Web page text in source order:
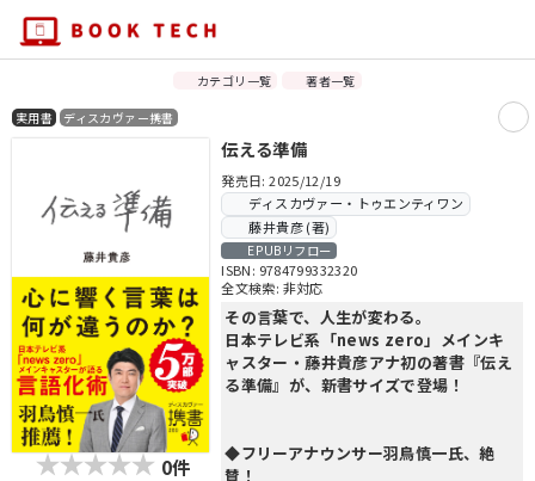
カテゴリ一覧 著者一覧
実用書 ディスカヴァー携書
0件
伝える準備
発売日: 2025/12/19
ディスカヴァー・トゥエンティワン
藤井貴彦 (著)
EPUBリフロー
ISBN: 9784799332320
全文検索: 非対応
その言葉で、人生が変わる。
日本テレビ系「news zero」メインキ
ャスター・藤井貴彦アナ初の著書『伝え
る準備』が、新書サイズで登場！
◆フリーアナウンサー羽鳥慎一氏、絶
賛！